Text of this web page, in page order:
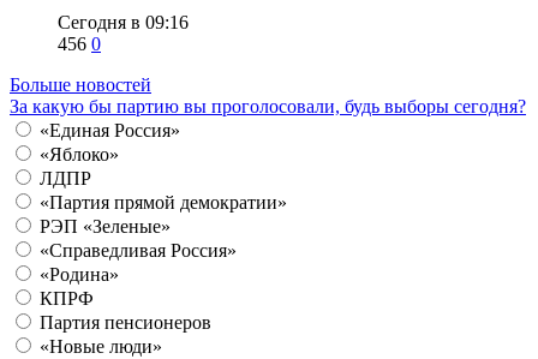
Сегодня в 09:16
456 0
Больше новостей
За какую бы партию вы проголосовали, будь выборы сегодня?
«Единая Россия»
«Яблоко»
ЛДПР
«Партия прямой демократии»
РЭП «Зеленые»
«Справедливая Россия»
«Родина»
КПРФ
Партия пенсионеров
«Новые люди»